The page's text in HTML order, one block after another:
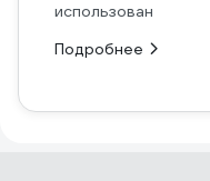
использован
Подробнее